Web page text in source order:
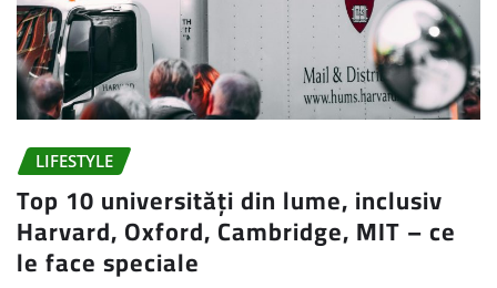
LIFESTYLE
Top 10 universități din lume, inclusiv
Harvard, Oxford, Cambridge, MIT – ce
le face speciale